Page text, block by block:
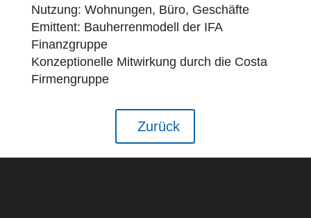
Nutzung: Wohnungen, Büro, Geschäfte
Emittent: Bauherrenmodell der IFA
Finanzgruppe
Konzeptionelle Mitwirkung durch die Costa
Firmengruppe
Zurück